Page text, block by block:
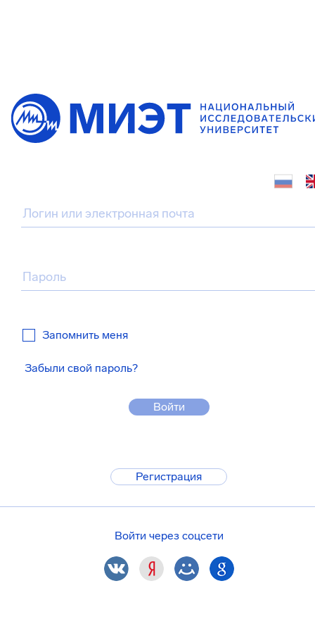
Запомнить меня
Забыли свой пароль?
Войти
Регистрация
Войти через соцсети